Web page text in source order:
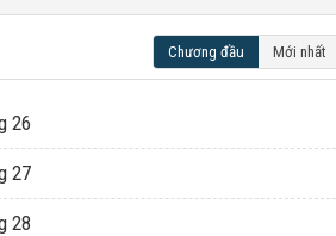
Chương đầu Mới nhất
26
27
28